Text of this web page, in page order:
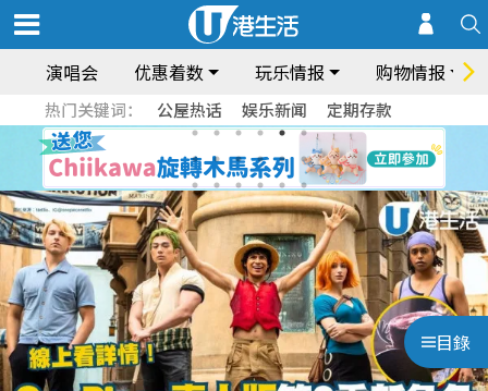
演唱会 优惠着数 玩乐情报 购物情报
热门关键词： 公屋热话 娱乐新闻 定期存款
目錄